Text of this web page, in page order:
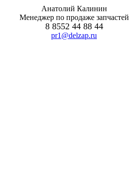
Анатолий Калинин
Менеджер по продаже запчастей
8 8552 44 88 44
pr1@delzap.ru